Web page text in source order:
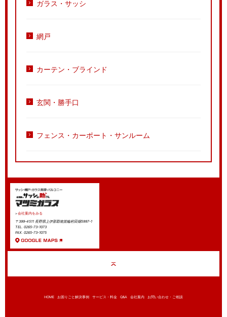
ガラス・サッシ
網戸
カーテン・ブラインド
玄関・勝手口
フェンス・カーポート・サンルーム
会社案内をみる
〒399-4511 長野県上伊那郡南箕輪村田畑5997-1
TEL. 0265-73-1073
FAX. 0265-73-1075
HOME お困りごと解決事例 サービス・料金 Q&A 会社案内 お問い合わせ・ご相談